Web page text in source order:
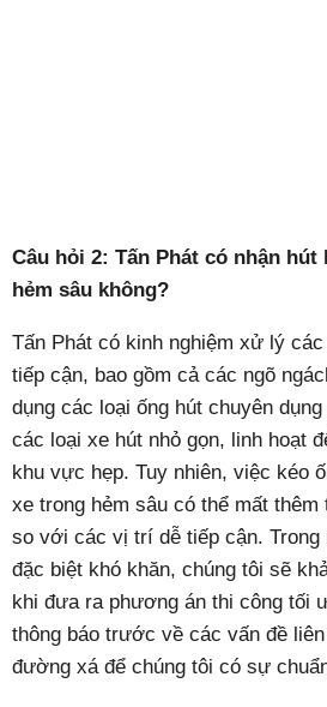
Câu hỏi 2: Tấn Phát có nhận
hẻm sâu không?
Tấn Phát có kinh nghiệm xử lý
tiếp cận, bao gồm cả các ngõ
dụng các loại ống hút chuyên
các loại xe hút nhỏ gọn, linh hoạt
khu vực hẹp. Tuy nhiên, việc kéo
xe trong hẻm sâu có thể mất
so với các vị trí dễ tiếp cận.
đặc biệt khó khăn, chúng tôi sẽ
khi đưa ra phương án thi công tối
thông báo trước về các vấn đề
đường xá để chúng tôi có sự